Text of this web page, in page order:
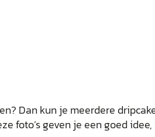
Dan kun je meerdere
foto’s geven je een goed